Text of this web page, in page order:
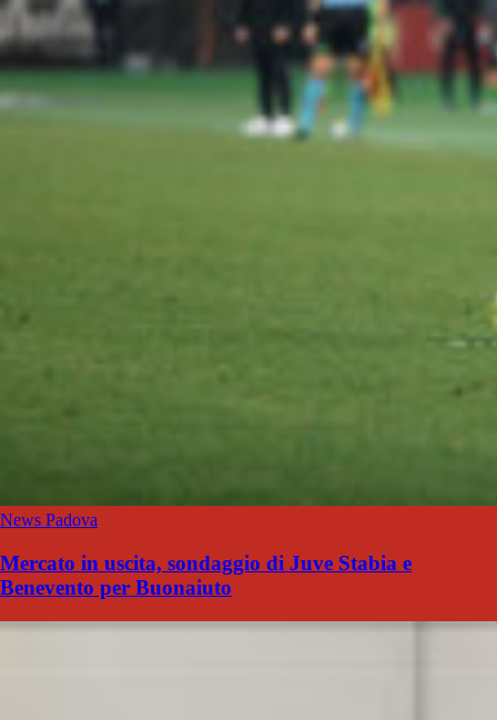
News Padova
Mercato in uscita, sondaggio di Juve Stabia e
Benevento per Buonaiuto